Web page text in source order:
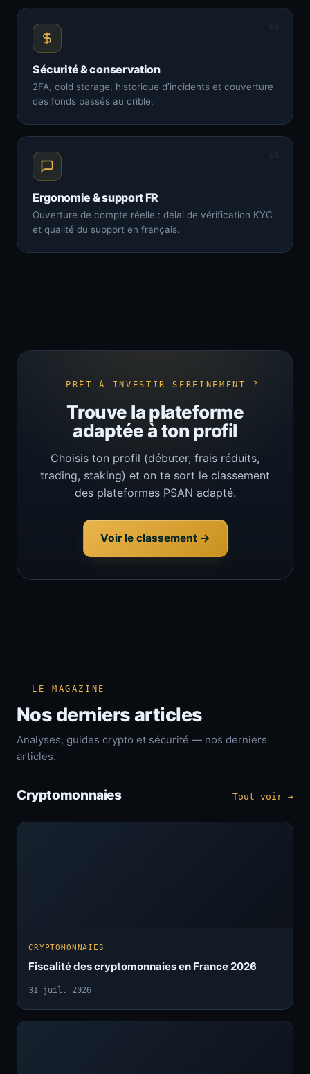
03
Sécurité & conservation
2FA, cold storage, historique d’incidents et couverture
des fonds passés au crible.
04
Ergonomie & support FR
Ouverture de compte réelle : délai de vérification KYC
et qualité du support en français.
PRÊT À INVESTIR SEREINEMENT ?
Trouve la plateforme
adaptée à ton profil
Choisis ton profil (débuter, frais réduits,
trading, staking) et on te sort le classement
des plateformes PSAN adapté.
Voir le classement →
LE MAGAZINE
Nos derniers articles
Analyses, guides crypto et sécurité — nos derniers
articles.
Cryptomonnaies Tout voir →
CRYPTOMONNAIES
Fiscalité des cryptomonnaies en France 2026
31 juil. 2026